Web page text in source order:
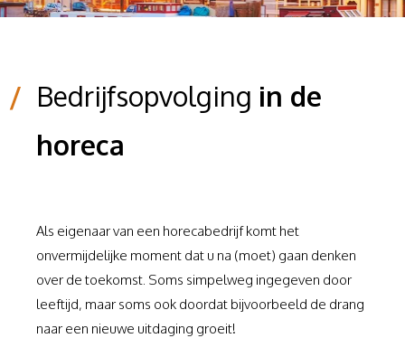
/ Bedrijfsopvolging in de
horeca
Als eigenaar van een horecabedrijf komt het
onvermijdelijke moment dat u na (moet) gaan denken
over de toekomst. Soms simpelweg ingegeven door
leeftijd, maar soms ook doordat bijvoorbeeld de drang
naar een nieuwe uitdaging groeit!